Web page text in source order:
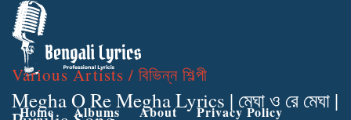
Home Albums About Privacy Policy
Various Artists / বিভিন্ন শিল্পী
Megha O Re Megha Lyrics | মেঘা ও রে মেঘা |